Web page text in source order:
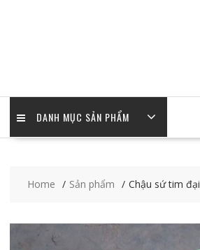
DANH MỤC SẢN PHẨM
Home Sản phẩm Chậu sứ tim đại